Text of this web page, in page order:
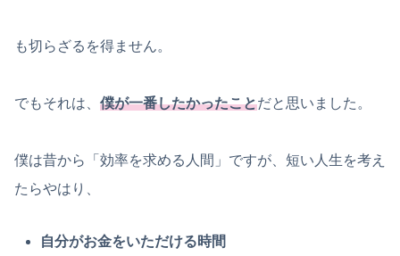
も切らざるを得ません。
でもそれは、 僕が一番したかったことだと思いました。
僕は昔から「効率を求める人間」ですが、短い人生を考え
たらやはり、
自分がお金をいただける時間